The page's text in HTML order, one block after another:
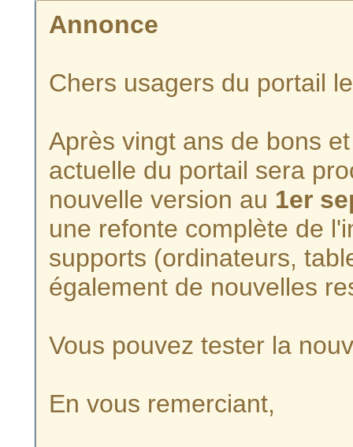
Annonce
Chers usagers du portail
Après vingt ans de bons
actuelle du portail sera
nouvelle version au 1er
une refonte complète de
supports (ordinateurs,
également de nouvelles
Vous pouvez tester la
En vous remerciant,